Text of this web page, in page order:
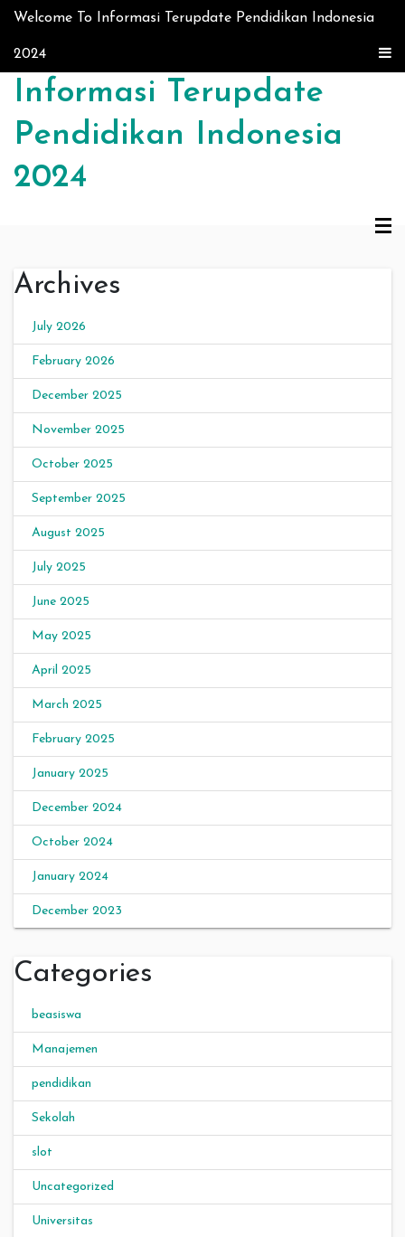
Skip to content
Welcome To Informasi Terupdate Pendidikan Indonesia
2024
Informasi Terupdate
Pendidikan Indonesia
2024
Archives
July 2026
February 2026
December 2025
November 2025
October 2025
September 2025
August 2025
July 2025
June 2025
May 2025
April 2025
March 2025
February 2025
January 2025
December 2024
October 2024
January 2024
December 2023
Categories
beasiswa
Manajemen
pendidikan
Sekolah
slot
Uncategorized
Universitas